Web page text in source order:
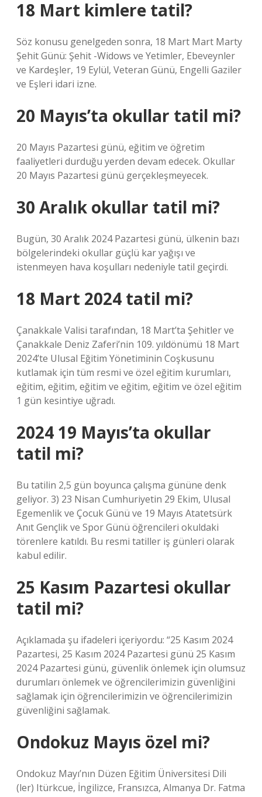
18 Mart kimlere tatil?
Söz konusu genelgeden sonra, 18 Mart Mart Marty
Şehit Günü: Şehit -Widows ve Yetimler, Ebeveynler
ve Kardeşler, 19 Eylül, Veteran Günü, Engelli Gaziler
ve Eşleri idari izne.
20 Mayıs’ta okullar tatil mi?
20 Mayıs Pazartesi günü, eğitim ve öğretim
faaliyetleri durduğu yerden devam edecek. Okullar
20 Mayıs Pazartesi günü gerçekleşmeyecek.
30 Aralık okullar tatil mi?
Bugün, 30 Aralık 2024 Pazartesi günü, ülkenin bazı
bölgelerindeki okullar güçlü kar yağışı ve
istenmeyen hava koşulları nedeniyle tatil geçirdi.
18 Mart 2024 tatil mi?
Çanakkale Valisi tarafından, 18 Mart’ta Şehitler ve
Çanakkale Deniz Zaferi’nin 109. yıldönümü 18 Mart
2024’te Ulusal Eğitim Yönetiminin Coşkusunu
kutlamak için tüm resmi ve özel eğitim kurumları,
eğitim, eğitim, eğitim ve eğitim, eğitim ve özel eğitim
1 gün kesintiye uğradı.
2024 19 Mayıs’ta okullar
tatil mi?
Bu tatilin 2,5 gün boyunca çalışma gününe denk
geliyor. 3) 23 Nisan Cumhuriyetin 29 Ekim, Ulusal
Egemenlik ve Çocuk Günü ve 19 Mayıs Atatetsürk
Anıt Gençlik ve Spor Günü öğrencileri okuldaki
törenlere katıldı. Bu resmi tatiller iş günleri olarak
kabul edilir.
25 Kasım Pazartesi okullar
tatil mi?
Açıklamada şu ifadeleri içeriyordu: “25 Kasım 2024
Pazartesi, 25 Kasım 2024 Pazartesi günü 25 Kasım
2024 Pazartesi günü, güvenlik önlemek için olumsuz
durumları önlemek ve öğrencilerimizin güvenliğini
sağlamak için öğrencilerimizin ve öğrencilerimizin
güvenliğini sağlamak.
Ondokuz Mayıs özel mi?
Ondokuz Mayı’nın Düzen Eğitim Üniversitesi Dili
(ler) Itürkcue, İngilizce, Fransızca, Almanya Dr. Fatma